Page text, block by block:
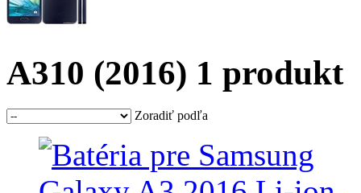
A310 (2016) 1 produkt
Zoradiť podľa